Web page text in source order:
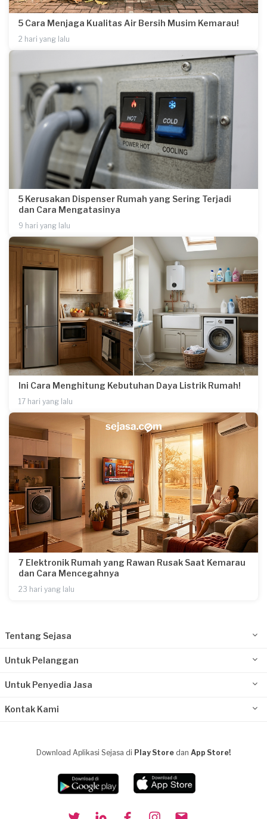
5 Cara Menjaga Kualitas Air Bersih Musim Kemarau!
2 hari yang lalu
5 Kerusakan Dispenser Rumah yang Sering Terjadi
dan Cara Mengatasinya
9 hari yang lalu
Ini Cara Menghitung Kebutuhan Daya Listrik Rumah!
17 hari yang lalu
7 Elektronik Rumah yang Rawan Rusak Saat Kemarau
dan Cara Mencegahnya
23 hari yang lalu
Tentang Sejasa
Untuk Pelanggan
Untuk Penyedia Jasa
Kontak Kami
Download Aplikasi Sejasa di Play Store dan App Store!